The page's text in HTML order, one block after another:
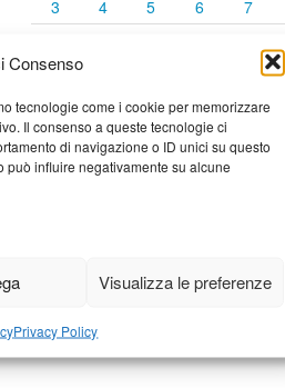
Consenso
tecnologie come i cookie per memorizzare
Il consenso a queste tecnologie ci
di navigazione o ID unici su questo
può influire negativamente su alcune
Visualizza le preferenze
Privacy Policy
3
4 5 6 7
17
24
25 26 27 28
31